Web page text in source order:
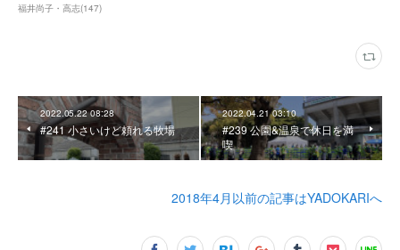
福井尚子・高志(147)
2022.05.22 08:28
#241 小さいけど頼れる牧場
2022.04.21 03:10
#239 公園&温泉で休日を満
喫
2018年4月以前の記事はYADOKARIへ